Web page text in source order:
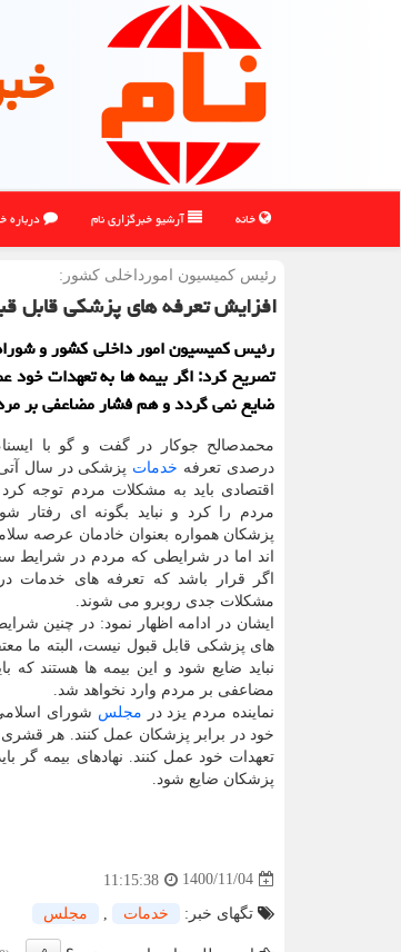
خانه آرشیو خبرگزاری نام درباره
رئیس كمیسیون امورداخلی كشور:
افزایش تعرفه های پزشکی قابل
رئیس کمیسیون امور داخلی کشور و
تصریح کرد: اگر بیمه ها به تعهدات
ضایع نمی گردد و هم فشار مضاعفی بر
درصدی تعرفه خدمات پزشکی در سال
اقتصادی باید به مشکلات مردم توجه
مردم را کرد و نباید بگونه ای رفتار
پزشکان همواره بعنوان خادمان عرصه
اند اما در شرایطی که مردم در شرایط
اگر قرار باشد که تعرفه های خدمات
مشکلات جدی روبرو می شوند.
ایشان در ادامه اظهار نمود: در چنین
های پزشکی قابل قبول نیست، البته ما
نباید ضایع شود و این بیمه ها هستند
مضاعفی بر مردم وارد نخواهد شد.
نماینده مردم یزد در مجلس شورای
خود در برابر پزشکان عمل کنند. هر قشری
تعهدات خود عمل کنند. نهادهای بیمه گر
پزشکان ضایع شود.
1400/11/04
11:15:38
تگهای خبر: خدمات مجلس